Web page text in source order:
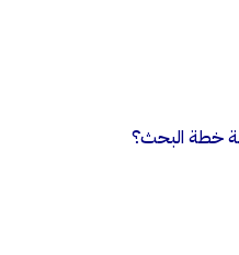
خطة البحث؟